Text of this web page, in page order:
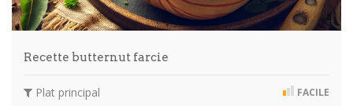
Recette butternut farcie
Plat principal FACILE